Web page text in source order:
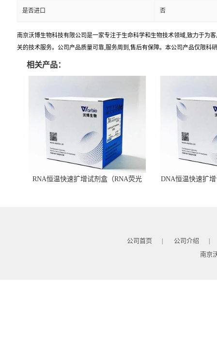
是否进口 否
南京沃博生物科技有限公司是一家专注于生命科学和生物技术领域,致力于为
关的技术服务。公司产品质量可靠,服务周到,售后有保障。本公司产品仅限科
相关产品：
RNA恒温快速扩增试剂盒（RNA荧光
DNA恒温快速扩
公司首页 | 公司介绍 |
南京